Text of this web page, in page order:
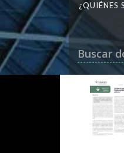
¿QUIÉNES
Buscar